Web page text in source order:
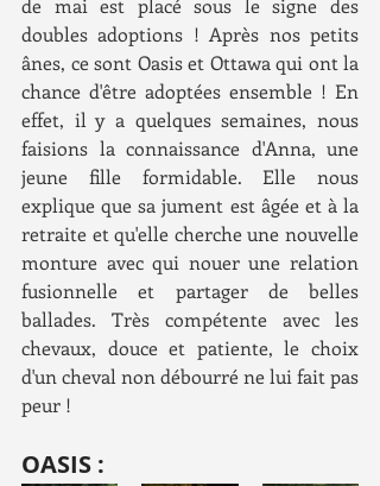
de mai est placé sous le signe des
doubles adoptions ! Après nos petits
ânes, ce sont Oasis et Ottawa qui ont la
chance d'être adoptées ensemble ! En
effet, il y a quelques semaines, nous
faisions la connaissance d'Anna, une
jeune fille formidable. Elle nous
explique que sa jument est âgée et à la
retraite et qu'elle cherche une nouvelle
monture avec qui nouer une relation
fusionnelle et partager de belles
ballades. Très compétente avec les
chevaux, douce et patiente, le choix
d'un cheval non débourré ne lui fait pas
peur !
OASIS :